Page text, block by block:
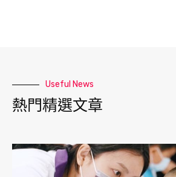
Useful News
熱門精選文章